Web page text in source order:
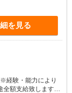
を見る
経験・能力により
額支給致します。